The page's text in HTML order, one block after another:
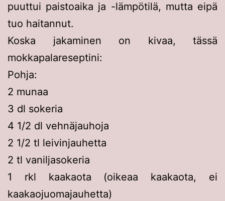
puuttui paistoaika ja -lämpötilä, mutta eipä
tuo haitannut.
Koska jakaminen on kivaa, tässä
mokkapalareseptini:
Pohja:
2 munaa
3 dl sokeria
4 1/2 dl vehnäjauhoja
2 1/2 tl leivinjauhetta
2 tl vaniljasokeria
1 rkl kaakaota (oikeaa kaakaota, ei
kaakaojuomajauhetta)